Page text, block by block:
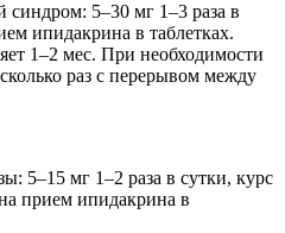
5–30 мг 1–3 раза в
ипидакрина в таблетках.
1–2 мес. При необходимости
раз с перерывом между
5–15 мг 1–2 раза в сутки, курс
прием ипидакрина в